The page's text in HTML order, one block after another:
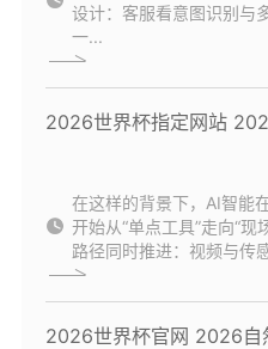
设计：客服看意图识别与
一...
2026世界杯指定网站
在这样的背景下，AI智能
开始从“单点工具”走向“
路径同时推进：视频与传
2026世界杯官网 2026自